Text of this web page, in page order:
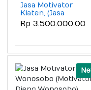
Jasa Motivator
Klaten, (Jasa
Motivator Klaten
untuk Capacity
Rp 3.500.000,00